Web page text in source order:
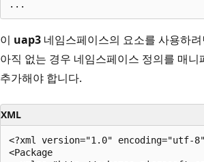
이 uap3 네임스페이스의 요소를 사용하
아직 없는 경우 네임스페이스 정의를 매니
추가해야 합니다.
XML
<?xml version="1.0" encoding="utf-
<Package